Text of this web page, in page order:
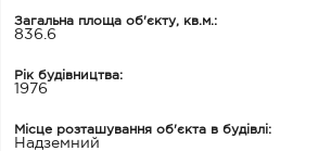
Загальна площа об'єкту, кв.м.:
836.6
Рік будівництва:
1976
Місце розташування об'єкта в будівлі:
Надземний